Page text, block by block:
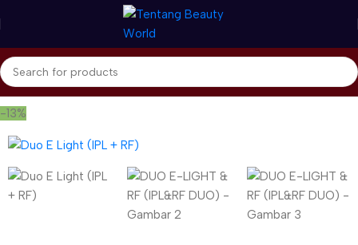
Beranda Hair Removal IPL Hair Removal
-13%